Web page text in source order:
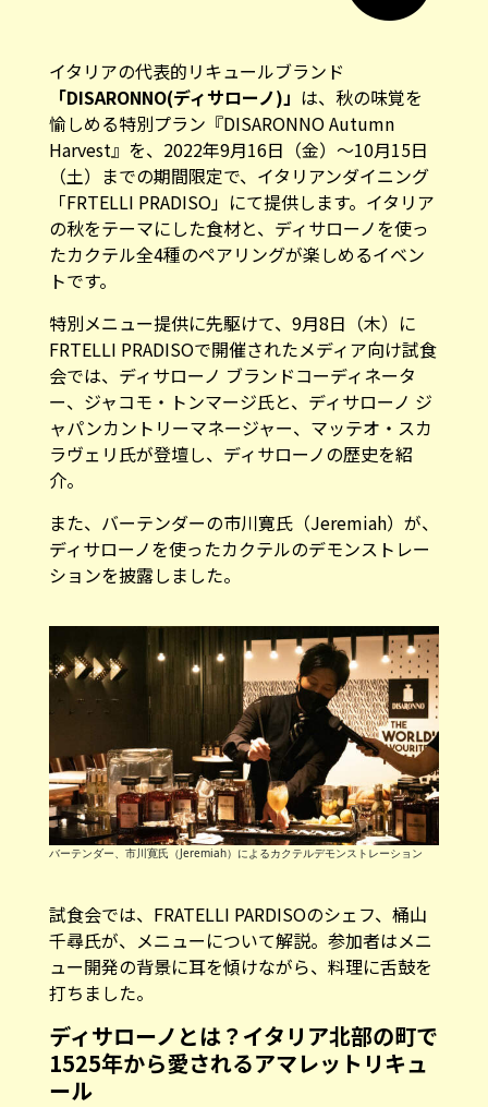
イタリアの代表的リキュールブランド
「DISARONNO(ディサローノ)」 は、秋の味覚を
愉しめる特別プラン『DISARONNO Autumn
Harvest』を、2022年9月16日（金）〜10月15日
（土）までの期間限定で、イタリアンダイニング
「FRTELLI PRADISO」にて提供します。イタリア
の秋をテーマにした食材と、ディサローノを使っ
たカクテル全4種のペアリングが楽しめるイベン
トです。
特別メニュー提供に先駆けて、9月8日（木）に
FRTELLI PRADISOで開催されたメディア向け試食
会では、ディサローノ ブランドコーディネータ
ー、ジャコモ・トンマージ氏と、ディサローノ ジ
ャパンカントリーマネージャー、マッテオ・スカ
ラヴェリ氏が登壇し、ディサローノの歴史を紹
介。
また、バーテンダーの市川寛氏（Jeremiah）が、
ディサローノを使ったカクテルのデモンストレー
ションを披露しました。
バーテンダー、市川寛氏（Jeremiah）によるカクテルデモンストレーション
試食会では、FRATELLI PARDISOのシェフ、桶山
千尋氏が、メニューについて解説。参加者はメニ
ュー開発の背景に耳を傾けながら、料理に舌鼓を
打ちました。
ディサローノとは？イタリア北部の町で
1525年から愛されるアマレットリキュ
ール